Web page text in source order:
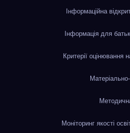
Інформаційна
Інформація для
Критерії оцінювання
Моніторинг якості